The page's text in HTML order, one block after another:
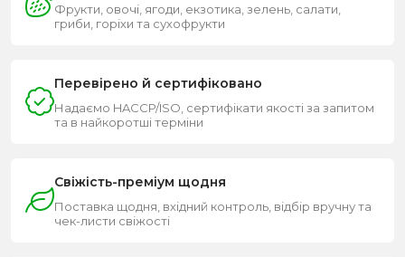
Фрукти, овочі, ягоди, екзотика, зелень, салати,
гриби, горіхи та сухофрукти
Перевірено й сертифіковано
Надаємо HACCP/ISO, сертифікати якості за запитом
та в найкоротші терміни
Свіжість-преміум щодня
Поставка щодня, вхідний контроль, відбір вручну та
чек-листи свіжості